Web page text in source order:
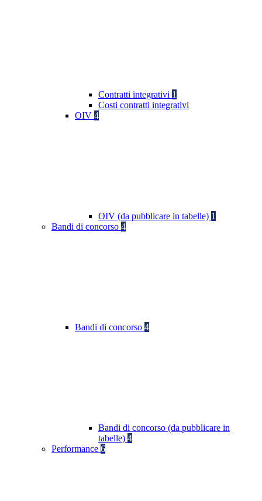
Contratti integrativi 1
Costi contratti integrativi
OIV 4
OIV (da pubblicare in tabelle) 1
Bandi di concorso 4
Bandi di concorso 4
Bandi di concorso (da pubblicare in
tabelle) 4
Performance 6